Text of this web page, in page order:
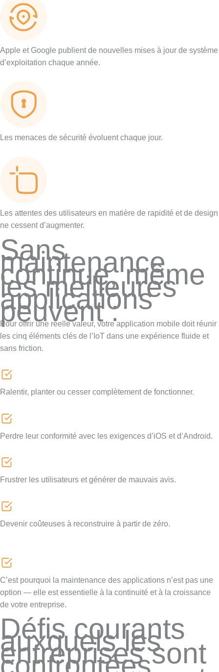
Apple et Google publient de nouvelles mises à jour de système
d’exploitation chaque année.
Les menaces de sécurité évoluent chaque jour.
Les attentes des utilisateurs en matière de rapidité et de design
ne cessent d’augmenter.
Sans
maintenance
continue, même
les meilleures
applications
peuvent :
Pour offrir une réelle valeur, votre application mobile doit réunir
les cinq éléments clés de l’IoT dans une expérience fluide et
sans friction.
Ralentir, planter ou cesser complètement de fonctionner.
Perdre leur conformité avec les exigences d’iOS et d’Android.
Frustrer les utilisateurs et générer de mauvais avis.
Devenir coûteuses à reconstruire à partir de zéro.
C’est pourquoi la maintenance des applications n’est pas une
option — elle est essentielle à la continuité et à la croissance
de votre entreprise.
Défis courants
auxquels les
entreprises sont